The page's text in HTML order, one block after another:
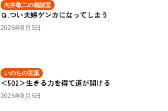
向井敬二の相談室
Ｑ.つい夫婦ゲンカになってしまう
2026年8月5日
いのちの言葉
＜502＞生きる力を得て道が開ける
2026年8月5日